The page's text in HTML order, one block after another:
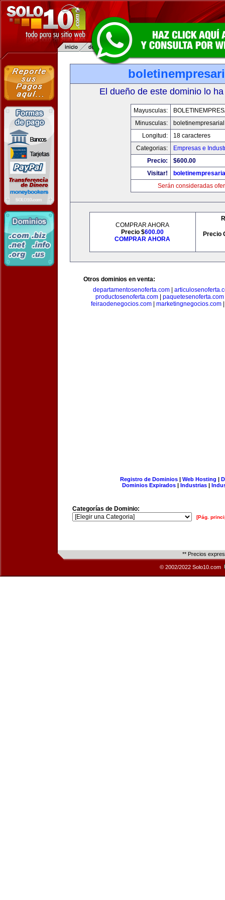
El dueño de este dominio lo
Mayusculas:
Minusculas:
Longitud:
18 caracteres
Categorias:
Empresas e
Precio:
$600.00
Visitar!
Serán consideradas
COMPRAR AHORA
Precio $600.00
COMPRAR AHORA
Precio
Otros dominios en venta:
departamentosenoferta.com
productosenoferta.com| paquetesenoferta.com
feiraodenegocios.com
marketingnegocios.com
Registro de Dominios| Web Hosting |
Dominios Expirados | Industrias |
Categorías de Dominio:
[Pág.
** Precios
© 2002/2022 Solo10.com